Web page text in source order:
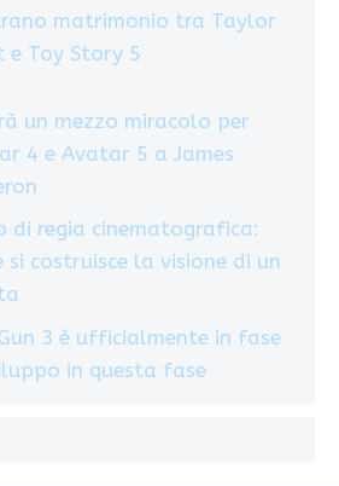
matrimonio tra Taylor
e Toy Story 5
un mezzo miracolo per
4 e Avatar 5 a James
di regia cinematografica:
si costruisce la visione di un
3 è ufficialmente in fase
in questa fase